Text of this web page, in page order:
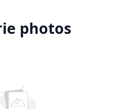
photos